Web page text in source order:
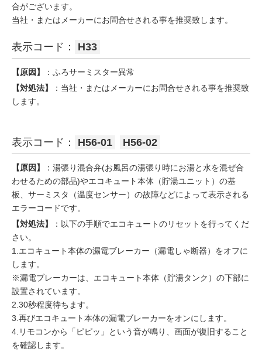
合がございます。
当社・またはメーカーにお問合せされる事を推奨致します。
表示コード： H33
【原因】
：ふろサーミスター異常
【対処法】
：当社・またはメーカーにお問合せされる事を推奨致
します。
表示コード： H56-01 H56-02
【原因】
：湯張り混合弁(お風呂の湯張り時にお湯と水を混ぜ合
わせるための部品)やエコキュート本体（貯湯ユニット）の基
板、サーミスタ（温度センサー）の故障などによって表示される
エラーコードです。
【対処法】
：以下の手順でエコキュートのリセットを行ってくだ
さい。
1.エコキュート本体の漏電ブレーカー（漏電しゃ断器）をオフに
します。
※漏電ブレーカーは、エコキュート本体（貯湯タンク）の下部に
設置されています。
2.30秒程度待ちます。
3.再びエコキュート本体の漏電ブレーカーをオンにします。
4.リモコンから「ピピッ」という音が鳴り、画面が復旧すること
を確認します。